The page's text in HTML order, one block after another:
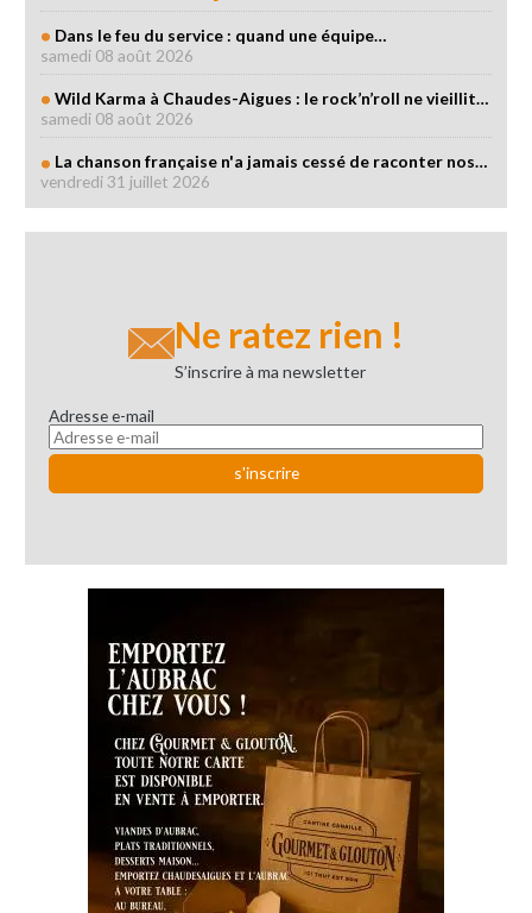
Dans le feu du service : quand une équipe…
samedi 08 août 2026
Wild Karma à Chaudes-Aigues : le rock’n’roll ne vieillit…
samedi 08 août 2026
La chanson française n'a jamais cessé de raconter nos…
vendredi 31 juillet 2026
Ne ratez rien !
S’inscrire à ma newsletter
Adresse e-mail